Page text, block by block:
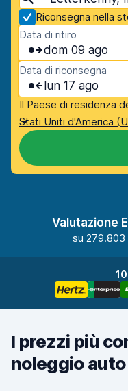
Riconsegna nella
Data di ritiro
dom 09 ago
Data di riconsegna
lun 17 ago
Il Paese di residenza
Stati Uniti d'America
Valutazione
su 279.803
I prezzi più
noleggio auto